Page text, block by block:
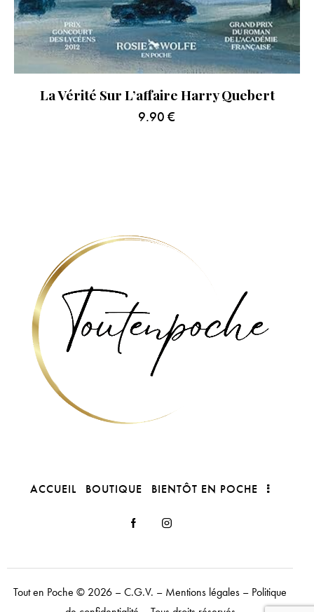
La Vérité Sur L’affaire Harry Quebert
9.90 €
ACCUEIL BOUTIQUE BIENTÔT EN POCHE
Tout en Poche © 2026 –C.G.V. – Mentions légales – Politique